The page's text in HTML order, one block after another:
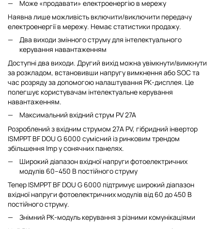
Може «продавати» електроенергію в мережу
Наявна лише можливість включити/виключити передачу
електроенергії в мережу. Немає статистики продажу.
Два виходи змінного струму для інтелектуального
керування навантаженням
Доступні два виходи. Другий вихід можна увімкнути/вимкнути
за розкладом, встановивши напругу вимкнення або SOC та
час розряду за допомогою налаштування РК-дисплея. Це
полегшує користувачам інтелектуальне керування
навантаженням.
Максимальний вхідний струм PV 27A
Розроблений з вхідним струмом 27A PV, гібридний інвертор
ISMPPT BF DOU G 6000 сумісний із ринковим трендом
збільшення Imp у сонячних панелях.
Широкий діапазон вхідної напруги фотоелектричних
модулів 60–450 В постійного струму
Тепер ISMPPT BF DOU G 6000 підтримує широкий діапазон
вхідної напруги фотоелектричних модулів від 60 до 450 В
постійного струму.
Знімний РК-модуль керування з різними комунікаціями